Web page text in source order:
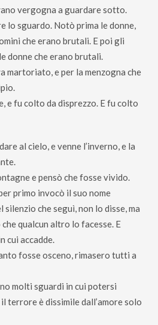
vergogna a guardare sotto.
lo sguardo. Notò prima le donne,
che erano brutali. E poi gli
donne che erano brutali.
martoriato, e per la menzogna che
e fu colto da disprezzo. E fu colto
al cielo, e venne l’inverno, e la
e pensò che fosse vivido.
primo invocò il suo nome
silenzio che seguì, non lo disse, ma
qualcun altro lo facesse. E
cui accadde.
fosse osceno, rimasero tutti a
molti sguardi in cui potersi
terrore è dissimile dall’amore solo